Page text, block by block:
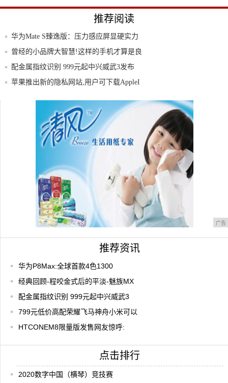
推荐阅读
华为Mate S臻逸版：压力感应屏显硬实力
曾经的小品牌大智慧!这样的手机才算是良
心之作
配金属指纹识别 999元起中兴威武3发布
苹果推出新的隐私网站,用户可下载AppleI
职场生活亦能泰然自若华为MateS商用简评
广告
推荐资讯
华为P8Max:全球首款4色1300
经典回顾-程咬金式后的平淡-魅族MX
配金属指纹识别 999元起中兴威武3
799元低价高配荣耀飞马神舟小米可以
HTCONEM8限量版发售网友惊呼:
点击排行
2020数字中国（横琴）竞技赛